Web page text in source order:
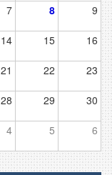
7 8 9
14 15 16
21 22 23
28 29 30
4 5 6